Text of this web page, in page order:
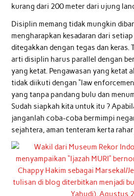
kurang dari 200 meter dari ujung
Disiplin memang tidak mungkin
mengharapkan kesadaran dari
ditegakkan dengan tegas dan keras.
arti disiplin harus parallel dengan
yang ketat. Pengawasan yang ketat
tidak diikuti dengan “law
yang tanpa pandang bulu dan
Sudah siapkah kita untuk itu ?
janganlah coba-coba bermimpi
sejahtera, aman tenteram kerta